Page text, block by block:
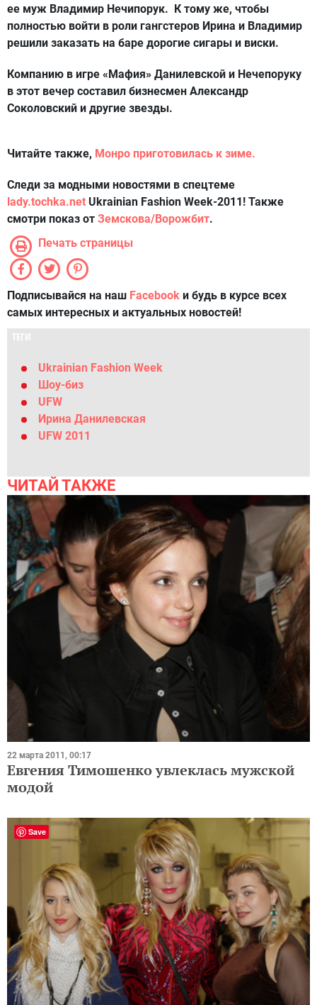
ее муж Владимир Нечипорук. К тому же, чтобы
полностью войти в роли гангстеров Ирина и Владимир
решили заказать на баре дорогие сигары и виски.
Компанию в игре «Мафия» Данилевской и Нечепоруку
в этот вечер составил бизнесмен Александр
Соколовский и другие звезды.
Читайте также, Монро приготовилась к зиме.
Следи за модными новостями в спецтеме
lady.tochka.net Ukrainian Fashion Week-2011! Также
смотри показ от Земскова/Ворожбит.
Печать страницы
Подписывайся на наш Facebook и будь в курсе всех
самых интересных и актуальных новостей!
ТЕГИ
Ukrainian Fashion Week
Шоу-биз
UFW
Ирина Данилевская
UFW 2011
ЧИТАЙ ТАКЖЕ
22 марта 2011, 00:17
Евгения Тимошенко увлеклась мужской
модой
Save